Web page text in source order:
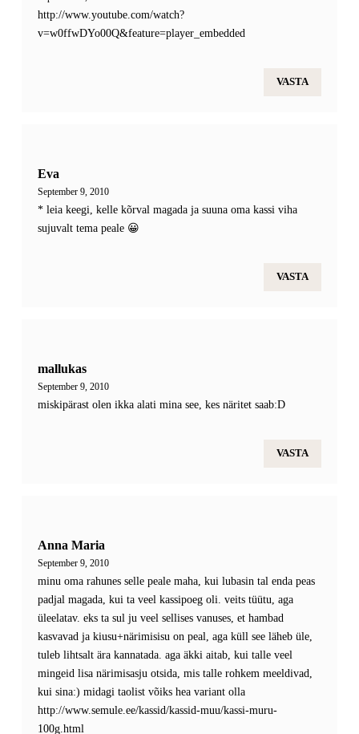
http://www.youtube.com/watch?
v=w0ffwDYo00Q&feature=player_embedded
VASTA
Eva
September 9, 2010
* leia keegi, kelle kõrval magada ja suuna oma kassi viha
sujuvalt tema peale 😀
VASTA
mallukas
September 9, 2010
miskipärast olen ikka alati mina see, kes näritet saab:D
VASTA
Anna Maria
September 9, 2010
minu oma rahunes selle peale maha, kui lubasin tal enda peas
padjal magada, kui ta veel kassipoeg oli. veits tüütu, aga
üleelatav. eks ta sul ju veel sellises vanuses, et hambad
kasvavad ja kiusu+närimisisu on peal, aga küll see läheb üle,
tuleb lihtsalt ära kannatada. aga äkki aitab, kui talle veel
mingeid lisa närimisasju otsida, mis talle rohkem meeldivad,
kui sina:) midagi taolist võiks hea variant olla
http://www.semule.ee/kassid/kassid-muu/kassi-muru-
100g.html